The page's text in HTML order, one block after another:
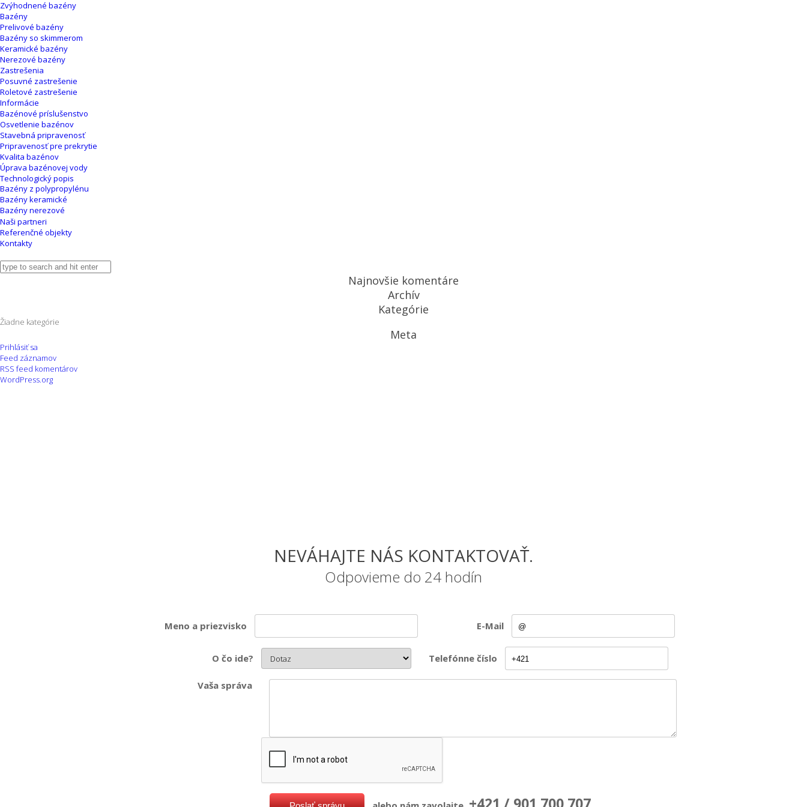
Zvýhodnené bazény
Bazény
Prelivové bazény
Bazény so skimmerom
Keramické bazény
Nerezové bazény
Zastrešenia
Posuvné zastrešenie
Roletové zastrešenie
Informácie
Bazénové príslušenstvo
Osvetlenie bazénov
Stavebná pripravenosť
Pripravenosť pre prekrytie
Kvalita bazénov
Úprava bazénovej vody
Technologický popis
Bazény z polypropylénu
Bazény keramické
Bazény nerezové
Naši partneri
Referenčné objekty
Kontakty
Najnovšie komentáre
Archív
Kategórie
Žiadne kategórie
Meta
Prihlásiť sa
Feed záznamov
RSS feed komentárov
WordPress.org
NEVÁHAJTE NÁS KONTAKTOVAŤ.
Odpovieme do 24 hodín
Meno a priezvisko E-Mail
O čo ide? Telefónne číslo
Vaša správa
+421 / 901 700 707